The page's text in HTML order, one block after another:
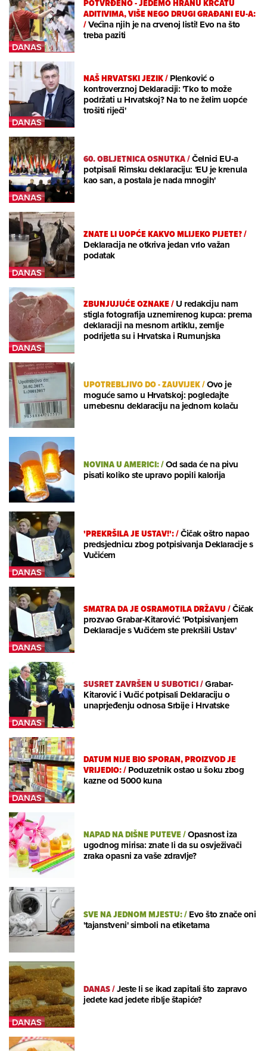
POTVRĐENO - JEDEMO HRANU KRCATU
ADITIVIMA, VIŠE NEGO DRUGI GRAĐANI EU-A:
/Većina njih je na crvenoj listi! Evo na što
treba paziti
NAŠ HRVATSKI JEZIK/Plenković o
kontroverznoj Deklaraciji: 'Tko to može
podržati u Hrvatskoj? Na to ne želim uopće
trošiti riječi'
60. OBLJETNICA OSNUTKA/Čelnici EU-a
potpisali Rimsku deklaraciju: 'EU je krenula
kao san, a postala je nada mnogih'
ZNATE LI UOPĆE KAKVO MLIJEKO PIJETE?/
Deklaracija ne otkriva jedan vrlo važan
podatak
ZBUNJUJUĆE OZNAKE/U redakciju nam
stigla fotografija uznemirenog kupca: prema
deklaraciji na mesnom artiklu, zemlje
podrijetla su i Hrvatska i Rumunjska
UPOTREBLJIVO DO - ZAUVIJEK/Ovo je
moguće samo u Hrvatskoj: pogledajte
urnebesnu deklaraciju na jednom kolaču
NOVINA U AMERICI:/Od sada će na pivu
pisati koliko ste upravo popili kalorija
'PREKRŠILA JE USTAV!':/Čičak oštro napao
predsjednicu zbog potpisivanja Deklaracije s
Vučićem
SMATRA DA JE OSRAMOTILA DRŽAVU/Čičak
prozvao Grabar-Kitarović: 'Potpisivanjem
Deklaracije s Vučićem ste prekršili Ustav'
SUSRET ZAVRŠEN U SUBOTICI/Grabar-
Kitarović i Vučić potpisali Deklaraciju o
unaprjeđenju odnosa Srbije i Hrvatske
DATUM NIJE BIO SPORAN, PROIZVOD JE
VRIJEDIO:/Poduzetnik ostao u šoku zbog
kazne od 5000 kuna
NAPAD NA DIŠNE PUTEVE/Opasnost iza
ugodnog mirisa: znate li da su osvježivači
zraka opasni za vaše zdravlje?
SVE NA JEDNOM MJESTU:/Evo što znače oni
'tajanstveni' simboli na etiketama
DANAS/Jeste li se ikad zapitali što zapravo
jedete kad jedete riblje štapiće?